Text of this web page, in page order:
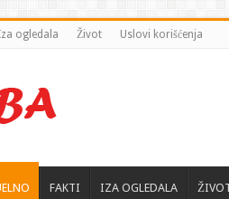
ogledala Život Uslovi korišćenja
FAKTI IZA OGLEDALA